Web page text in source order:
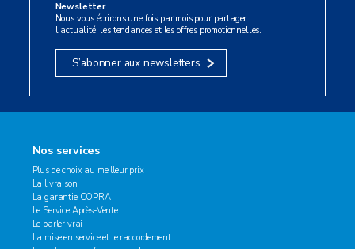
Newsletter
Nous vous écrirons une fois par mois pour partager
l’actualité, les tendances et les offres promotionnelles.
S’abonner aux newsletters
Nos services
Plus de choix au meilleur prix
La livraison
La garantie COPRA
Le Service Après-Vente
Le parler vrai
La mise en service et le raccordement